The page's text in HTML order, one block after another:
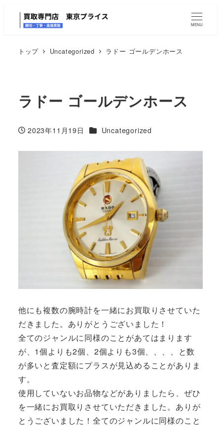
MENU
トップ Uncategorized ラドー ゴールデンホース
ラドー ゴールデンホース
投稿日
2023年11月19日 カテゴリー
Uncategorized
他にも複数の腕時計を一緒にお買取りさせていた
だきました。ありがとうございました！
全てのジャンルに同様のことがあてはまります
が、1個よりも2個、2個よりも3個、、、、と数
が多いと査定額にプラスが見込めることがありま
す。
使用していないお品物などがありましたら、ぜひ
を一緒にお買取りさせていただきました。ありが
とうございました！全てのジャンルに同様のこと